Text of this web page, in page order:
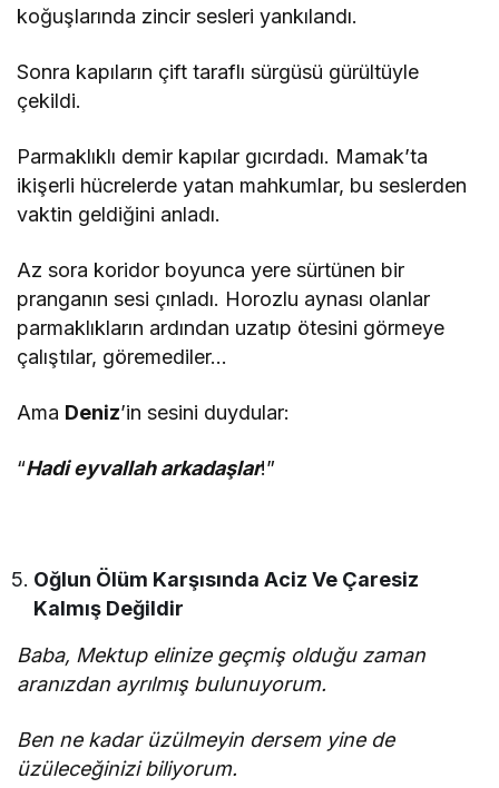
koğuşlarında zincir sesleri yankılandı.
Sonra kapıların çift taraflı sürgüsü gürültüyle
çekildi.
Parmaklıklı demir kapılar gıcırdadı. Mamak’ta
ikişerli hücrelerde yatan mahkumlar, bu seslerden
vaktin geldiğini anladı.
Az sora koridor boyunca yere sürtünen bir
pranganın sesi çınladı. Horozlu aynası olanlar
parmaklıkların ardından uzatıp ötesini görmeye
çalıştılar, göremediler…
Ama Deniz’in sesini duydular:
“Hadi eyvallah arkadaşlar!”
Oğlun Ölüm Karşısında Aciz Ve Çaresiz
Kalmış Değildir
Baba, Mektup elinize geçmiş olduğu zaman
aranızdan ayrılmış bulunuyorum.
Ben ne kadar üzülmeyin dersem yine de
üzüleceğinizi biliyorum.